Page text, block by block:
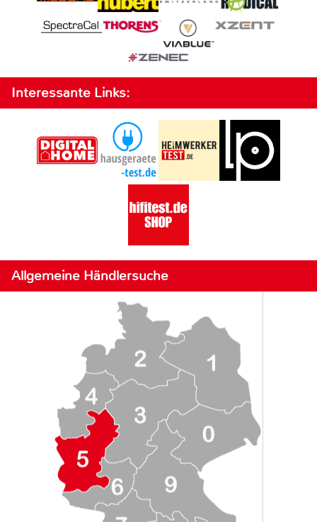
Interessante Links:
Allgemeine Händlersuche